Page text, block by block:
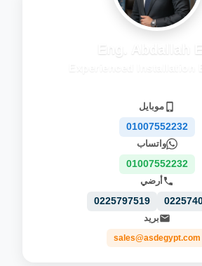
Eng. Abdallah
موبايل
01007552232
واتساب
01007552232
أرضي
0225797519
بريد
sales@asdegypt.com